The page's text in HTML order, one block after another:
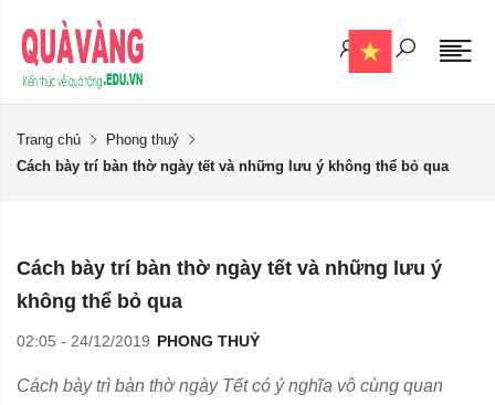
Trang chủ
Phong thuỷ
Cách bày trí bàn thờ ngày tết và những lưu ý không thể bỏ qua
Cách bày trí bàn thờ ngày tết và những lưu ý
không thể bỏ qua
02:05 - 24/12/2019 PHONG THUỶ
Cách bày trì bàn thờ ngày Tết có ý nghĩa vô cùng quan